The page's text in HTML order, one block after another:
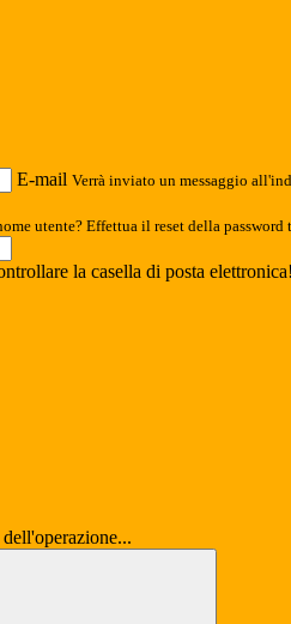
E-mail Verrà inviato un messaggio
utente? Effettua il reset della password
la casella di posta elettronica!